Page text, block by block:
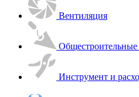
Вентиляция
Инструмент и